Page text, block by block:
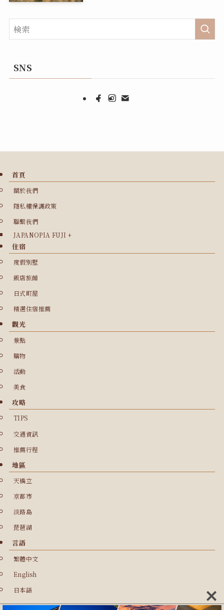
SNS
首頁
關於我們
隱私權保護政策
聯繫我們
JAPANOPIA FUJI +
住宿
度假別墅
飯店旅館
日式町屋
精選住宿推薦
觀光
景點
購物
活動
美食
攻略
TIPS
交通資訊
推薦行程
地區
天橋立
京都市
淡路島
琵琶湖
言語
繁體中文
English
日本語